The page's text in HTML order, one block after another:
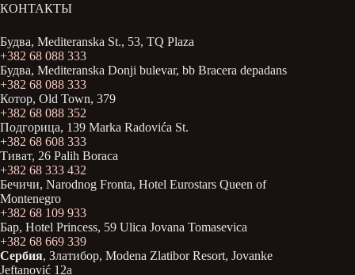
КОНТАКТЫ
Будва, Mediteranska St., 53, TQ Plaza
+382 68 088 333
Будва, Mediteranska Donji bulevar, bb Bracera depadans
+382 68 088 333
Котор, Old Town, 379
+382 68 088 352
Подгорица, 139 Marka Radovića St.
+382 68 608 333
Тиват, 26 Palih Boraca
+382 68 333 432
Бечичи, Narodnog Fronta, Hotel Eurostars Queen of
Montenegro
+382 68 109 933
Бар, Hotel Princess, 59 Ulica Jovana Tomasevica
+382 68 669 339
Сербия, Златибор, Modena Zlatibor Resort, Јovanke
Jeftanović 12a